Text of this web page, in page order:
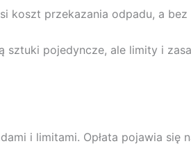
koszt przekazania odpadu, a bez
sztuki pojedyncze, ale limity i
i limitami. Opłata pojawia się